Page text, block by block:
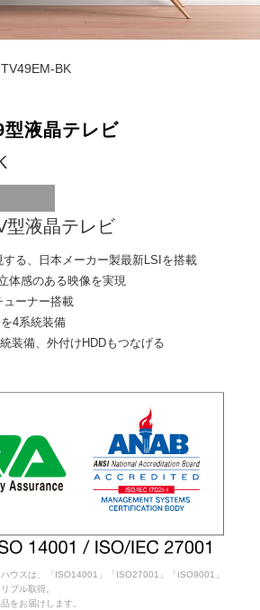
BK
型液晶テレビ
型液晶テレビ
る、
日本メーカー製最新LSIを搭載
体感のある映像を実現
ューナー搭載
4系統装備
装備、 外付けHDDもつなげる
ウスは、「ISO14001」「ISO27001」「ISO9001」
プル取得。
をお届けします。